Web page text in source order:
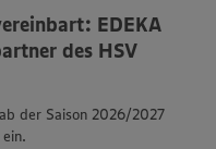
EDEKA
des HSV
der Saison 2026/2027